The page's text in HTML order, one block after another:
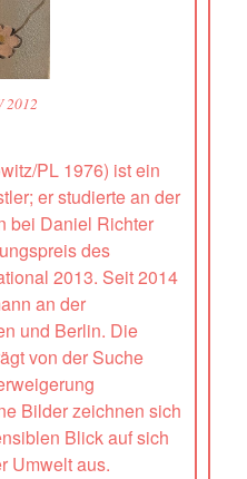
2012
PL 1976) ist ein
er studierte an der
bei Daniel Richter
des
2013. Seit 2014
an der
und Berlin. Die
von der Suche
Bilder zeichnen sich
Blick auf sich
Umwelt aus.